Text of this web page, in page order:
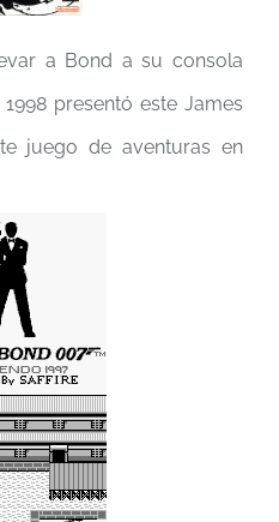
a Bond a su consola
presentó este James
juego de aventuras en